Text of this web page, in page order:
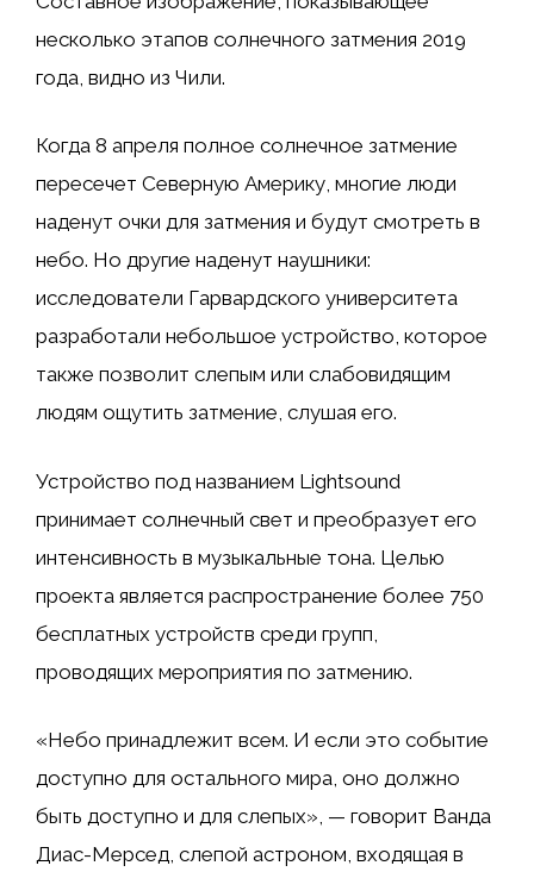
несколько этапов солнечного затмения 2019
года, видно из Чили.
Когда 8 апреля полное солнечное затмение
пересечет Северную Америку, многие люди
наденут очки для затмения и будут смотреть в
небо. Но другие наденут наушники:
исследователи Гарвардского университета
разработали небольшое устройство, которое
также позволит слепым или слабовидящим
людям ощутить затмение, слушая его.
Устройство под названием Lightsound
принимает солнечный свет и преобразует его
интенсивность в музыкальные тона. Целью
проекта является распространение более 750
бесплатных устройств среди групп,
проводящих мероприятия по затмению.
«Небо принадлежит всем. И если это событие
доступно для остального мира, оно должно
быть доступно и для слепых», — говорит Ванда
Диас-Мерсед, слепой астроном, входящая в